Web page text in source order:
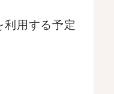
用する予定